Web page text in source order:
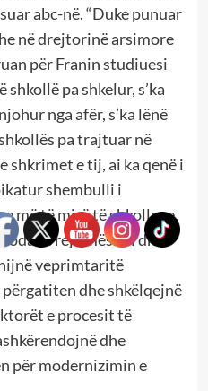
abc-në. “Duke punuar
në drejtorinë arsimore
për Franin studiuesi
shkollë pa shkelur, s’ka
nga afër, s’ka lënë
pa trajtuar në
shkrimet e tij, ai ka qenë i
shembulli i
më të mirë të shkollave,
të reja mësimi dhe
veprimtaritë
dhe shkëlqejnë
e procesit të
dhe
për modernizimin e